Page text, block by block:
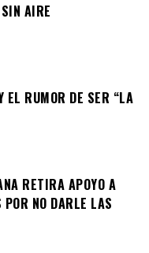
AIRE
RUMOR DE SER “LA
RETIRA APOYO A
NO DARLE LAS